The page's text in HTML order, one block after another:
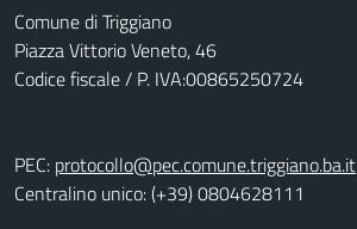
Comune di Triggiano
Piazza Vittorio Veneto, 46
Codice fiscale / P. IVA:00865250724
PEC: protocollo@pec.comune.triggiano.ba.it
Centralino unico: (+39) 0804628111